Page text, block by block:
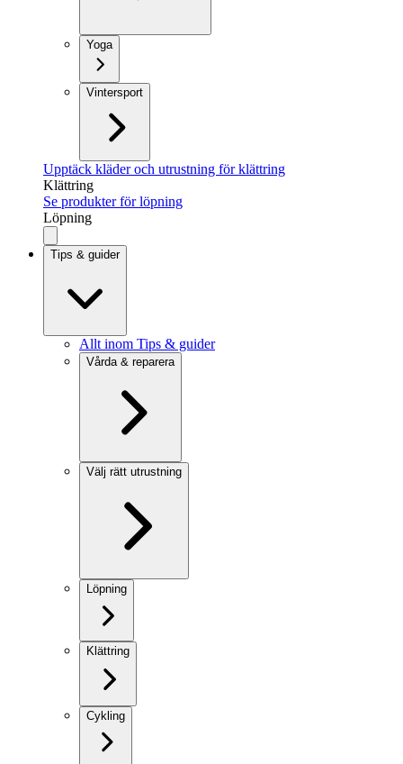
Yoga
Vintersport
Upptäck kläder och utrustning för klättring
Klättring
Se produkter för löpning
Löpning
Tips & guider
Allt inom Tips & guider
Vårda & reparera
Välj rätt utrustning
Löpning
Klättring
Cykling